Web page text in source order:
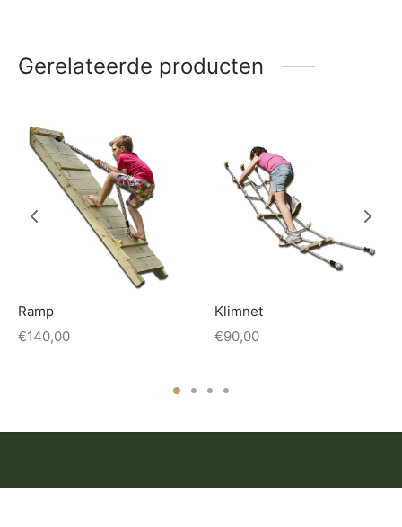
Gerelateerde producten
Ramp
€140,00
Klimnet
€90,00